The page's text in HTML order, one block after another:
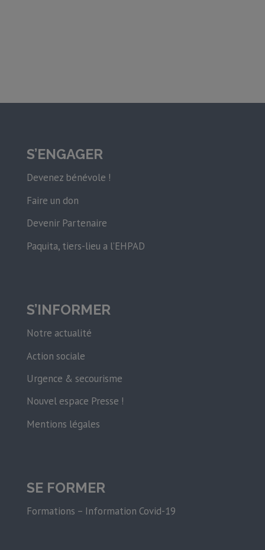
S’ENGAGER
Devenez bénévole !
Faire un don
Devenir Partenaire
Paquita, tiers-lieu a l’EHPAD
S’INFORMER
Notre actualité
Action sociale
Urgence & secourisme
Nouvel espace Presse !
Mentions légales
SE FORMER
Formations – Information Covid-19